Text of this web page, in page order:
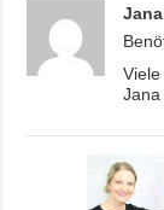
Jana
Jana